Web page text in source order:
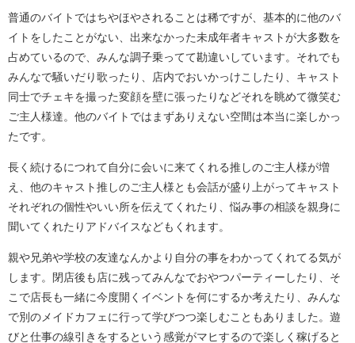
普通のバイトではちやほやされることは稀ですが、基本的に他のバ
イトをしたことがない、出来なかった未成年者キャストが大多数を
占めているので、みんな調子乗ってて勘違いしています。それでも
みんなで騒いだり歌ったり、店内でおいかっけこしたり、キャスト
同士でチェキを撮った変顔を壁に張ったりなどそれを眺めて微笑む
ご主人様達。他のバイトではまずありえない空間は本当に楽しかっ
たです。
長く続けるにつれて自分に会いに来てくれる推しのご主人様が増
え、他のキャスト推しのご主人様とも会話が盛り上がってキャスト
それぞれの個性やいい所を伝えてくれたり、悩み事の相談を親身に
聞いてくれたりアドバイスなどもくれます。
親や兄弟や学校の友達なんかより自分の事をわかってくれてる気が
します。閉店後も店に残ってみんなでおやつパーティーしたり、そ
こで店長も一緒に今度開くイベントを何にするか考えたり、みんな
で別のメイドカフェに行って学びつつ楽しむこともありました。遊
びと仕事の線引きをするという感覚がマヒするので楽しく稼げると